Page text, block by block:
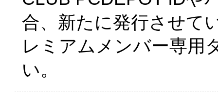
合、新たに発行させて
レミアムメンバー専用
い。